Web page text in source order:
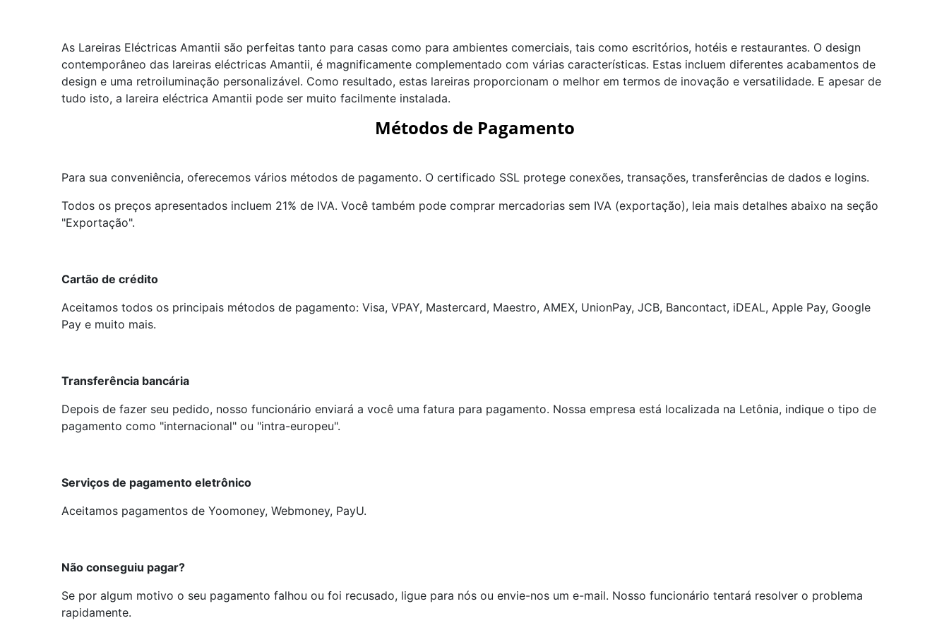
As Lareiras Eléctricas Amantii são perfeitas tanto para casas como para ambientes comerciais, tais como escritórios, hotéis e restaurantes. O design
contemporâneo das lareiras eléctricas Amantii, é magnificamente complementado com várias características. Estas incluem diferentes acabamentos de
design e uma retroiluminação personalizável. Como resultado, estas lareiras proporcionam o melhor em termos de inovação e versatilidade. E apesar de
tudo isto, a lareira eléctrica Amantii pode ser muito facilmente instalada.
Métodos de Pagamento
Para sua conveniência, oferecemos vários métodos de pagamento. O certificado SSL protege conexões, transações, transferências de dados e logins.
Todos os preços apresentados incluem 21% de IVA. Você também pode comprar mercadorias sem IVA (exportação), leia mais detalhes abaixo na seção
"Exportação".
Cartão de crédito
Aceitamos todos os principais métodos de pagamento: Visa, VPAY, Mastercard, Maestro, AMEX, UnionPay, JCB, Bancontact, iDEAL, Apple Pay, Google
Pay e muito mais.
Transferência bancária
Depois de fazer seu pedido, nosso funcionário enviará a você uma fatura para pagamento. Nossa empresa está localizada na Letônia, indique o tipo de
pagamento como "internacional" ou "intra-europeu".
Serviços de pagamento eletrônico
Aceitamos pagamentos de Yoomoney, Webmoney, PayU.
Não conseguiu pagar?
Se por algum motivo o seu pagamento falhou ou foi recusado, ligue para nós ou envie-nos um e-mail. Nosso funcionário tentará resolver o problema
rapidamente.